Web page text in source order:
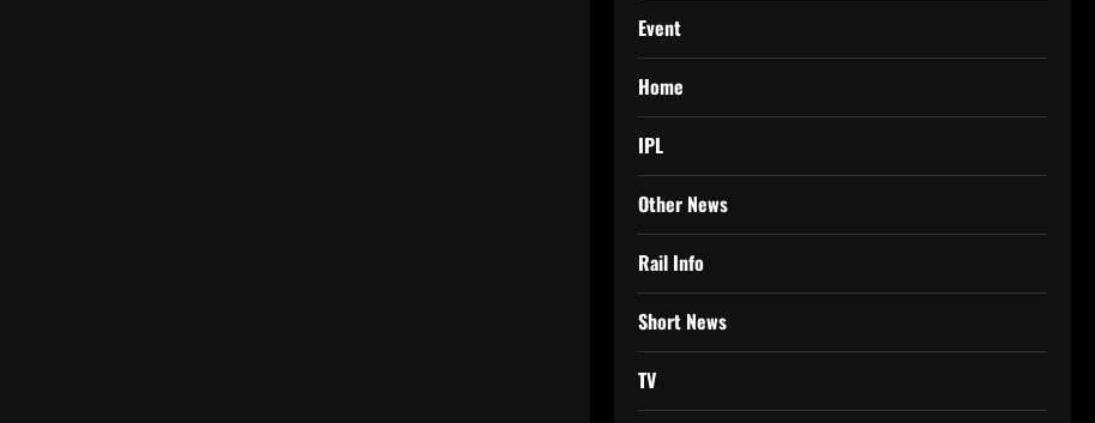
Event
Home
IPL
Other News
Rail Info
Short News
TV